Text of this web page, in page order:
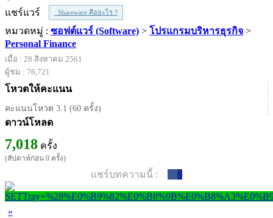
แชร์แวร์
Shareware คืออะไร ?
หมวดหมู่ : ซอฟต์แวร์ (Software) > โปรแกรมบริหารธุรกิจ >
Personal Finance
เมื่อ : 28 สิงหาคม 2561
ผู้ชม : 76,721
โหวตให้คะแนน
คะแนนโหวต 3.1 (60 ครั้ง)
ดาวน์โหลด
7,018 ครั้ง
(สัปดาห์ก่อน 0 ครั้ง)
แชร์บทความนี้ : 0
»